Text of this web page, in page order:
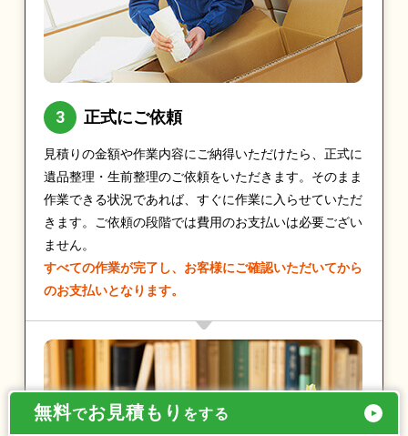
正式にご依頼
見積りの金額や作業内容にご納得いただけたら、正式に
遺品整理・生前整理のご依頼をいただきます。そのまま
作業できる状況であれば、すぐに作業に入らせていただ
きます。ご依頼の段階では費用のお支払いは必要ござい
ません。
すべての作業が完了し、お客様にご確認いただいてから
のお支払いとなります。
無料でお見積もり をする